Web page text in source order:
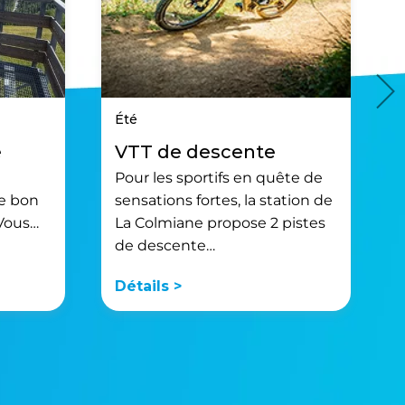
bon
Été
VTT de descente
Pour les sportifs en quête de
sensations fortes, la station de
La Colmiane propose 2 pistes
de descente…
Détails >